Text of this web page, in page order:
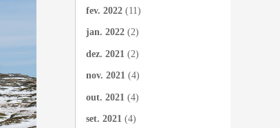
fev. 2022 (11)
jan. 2022 (2)
dez. 2021 (2)
nov. 2021 (4)
out. 2021 (4)
set. 2021 (4)